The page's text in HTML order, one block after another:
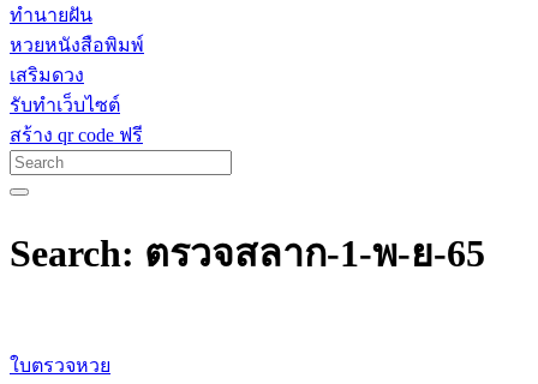
ทำนายฝัน
หวยหนังสือพิมพ์
เสริมดวง
รับทำเว็บไซต์
สร้าง qr code ฟรี
Search: ตรวจสลาก-1-พ-ย-65
ใบตรวจหวย